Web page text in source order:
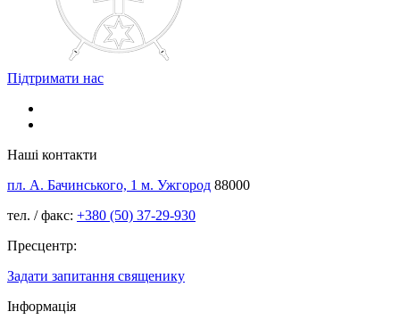
Підтримати нас
Наші контакти
пл. А. Бачинського, 1 м. Ужгород 88000
тел. / факс: +380 (50) 37-29-930
Пресцентр:
Задати запитання священику
Інформація